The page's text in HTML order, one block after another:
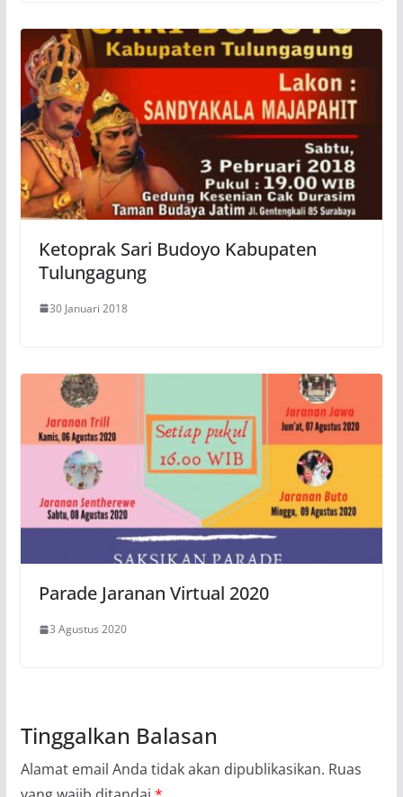
Ketoprak Sari Budoyo Kabupaten
Tulungagung
30 Januari 2018
Parade Jaranan Virtual 2020
3 Agustus 2020
Tinggalkan Balasan
Alamat email Anda tidak akan dipublikasikan. Ruas